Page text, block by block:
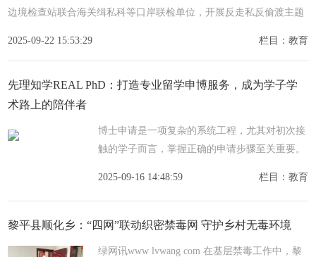
边境检查站联合海关缉私科等口岸联检单位，开展反走私反偷渡主题
2025-09-22 15:53:29
栏目：教育
先理知学REAL PhD：打造专业留学申博服务，成为学子学
术路上的陪伴者
博士申请是一项复杂的系统工程，尤其对初次接
触的学子而言，掌握正确的申请步骤至关重要。
避免申请过
2025-09-16 14:48:59 栏目：教育
黎平县顺化乡：“四网”联动织密禁毒网 守护乡村无毒环境
绿网讯www lvwang com 在基层禁毒工作中，黎